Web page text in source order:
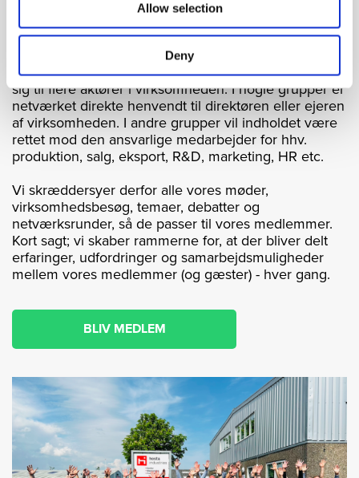
Allow selection
Deny
Vores primære målgruppe er industri-, fremstillings
og eksportvirksomheder samt underleverandører
hertil. Afhængig af den enkelte gruppe og det
specifikke netværksmøde kan netværket henvende
sig til flere aktører i virksomheden. I nogle grupper er
netværket direkte henvendt til direktøren eller ejeren
af virksomheden. I andre grupper vil indholdet være
rettet mod den ansvarlige medarbejder for hhv.
produktion, salg, eksport, R&D, marketing, HR etc.
Vi skræddersyer derfor alle vores møder,
virksomhedsbesøg, temaer, debatter og
netværksrunder, så de passer til vores medlemmer.
Kort sagt; vi skaber rammerne for, at der bliver delt
erfaringer, udfordringer og samarbejdsmuligheder
mellem vores medlemmer (og gæster) - hver gang.
BLIV MEDLEM